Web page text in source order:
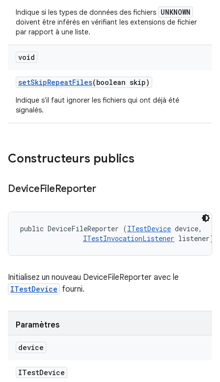
Indique si les types de données des fichiers UNKNOWN
doivent être inférés en vérifiant les extensions de fichier
par rapport à une liste.
void
setSkipRepeatFiles(boolean skip)
Indique s'il faut ignorer les fichiers qui ont déjà été
signalés.
Constructeurs publics
DeviceFileReporter
public DeviceFileReporter (ITestDevice device,
ITestInvocationListener listener)
Initialisez un nouveau DeviceFileReporter avec le
ITestDevice fourni.
Paramètres
device
ITestDevice